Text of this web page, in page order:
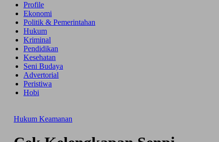
Profile
Ekonomi
Politik & Pemerintahan
Hukum
Kriminal
Pendidikan
Kesehatan
Seni Budaya
Advertorial
Peristiwa
Hobi
Hukum Keamanan